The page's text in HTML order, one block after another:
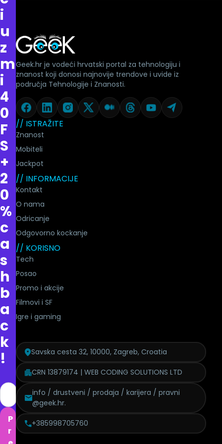
i
u
z
m
i
4
0
F
S
+
2
0
%
c
a
s
h
b
a
c
k
!
P
r
// ISTRAŽITE
Znanost
Mobiteli
Jackpot
// INFORMACIJE
Kontakt
O nama
Odricanje
Odgovorno kockanje
// KORISNO
Tech
Posao
Promo i akcije
Filmovi i SF
Igre i gaming
Geek.hr je vodeći hrvatski portal za tehnologiju i
znanost koji donosi najnovije trendove i uvide iz
područja Tehnologije i Znanosti.
Savska cesta 32, 10000, Zagreb, Croatia
CRN 13879174 | WEB CODING SOLUTIONS LTD
info / drustveni / prodaja / karijera / pravni
@geek.hr.
+385998705760